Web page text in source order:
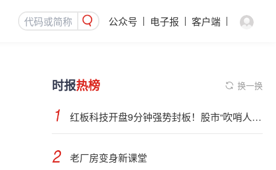
公众号 电子报 客户端
时报热榜 换一换
红板科技开盘9分钟强势封板！股市“吹哨人”突然改口！市场风向变了？
老厂房变身新课堂